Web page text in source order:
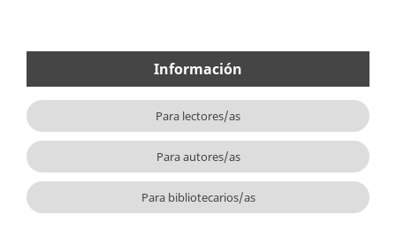
Información
Para lectores/as
Para autores/as
Para bibliotecarios/as